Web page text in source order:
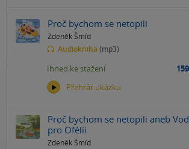
Proč bychom se netopili
Zdeněk Šmíd
Audiokniha (mp3)
Přehrát ukázku
Ihned ke stažení
Proč bychom se netopili aneb
pro Ofélii
Zdeněk Šmíd